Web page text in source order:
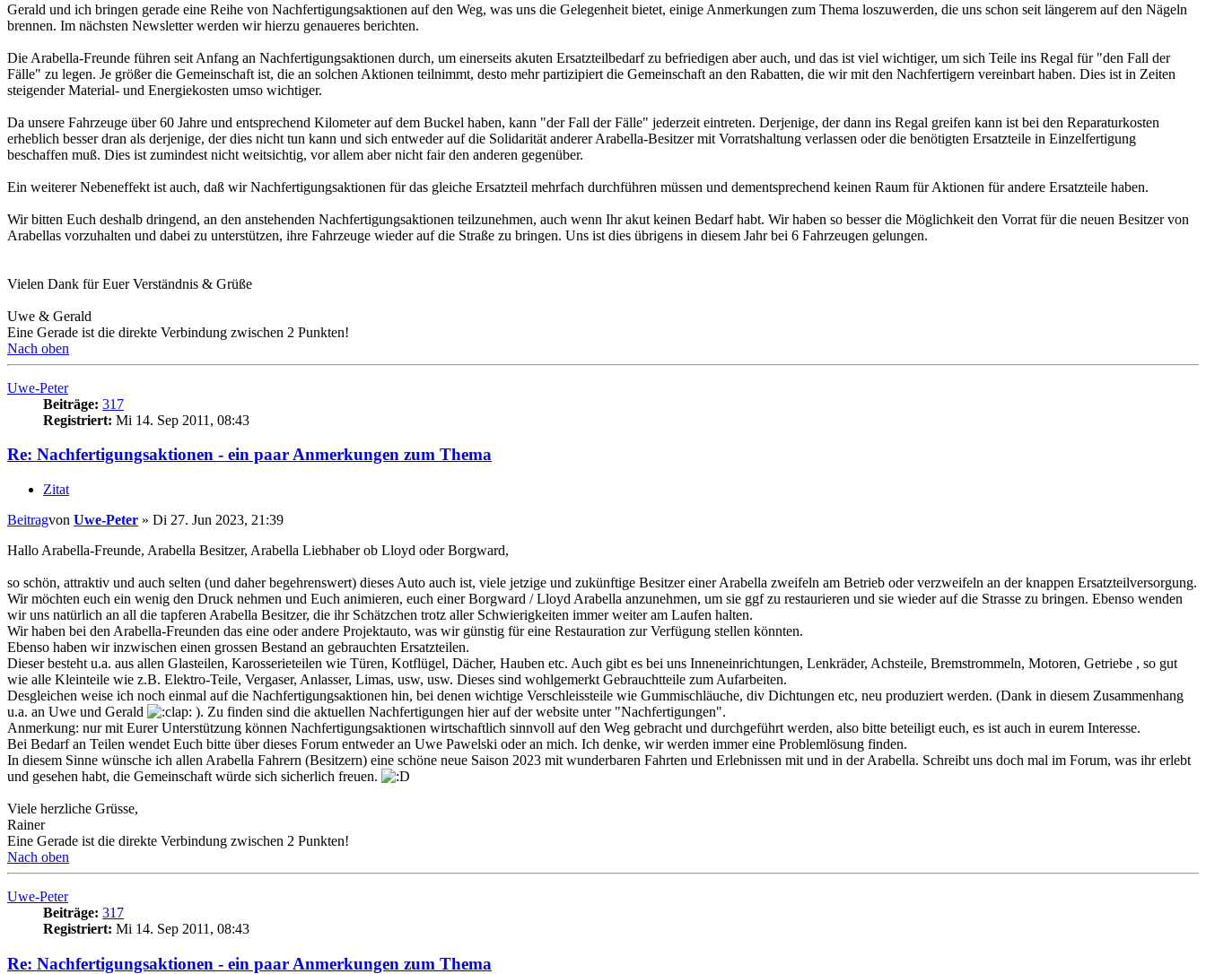
Gerald und ich bringen gerade eine Reihe von Nachfertigungsaktionen auf den Weg, was uns die Gelegenheit bietet, einige Anmerkungen zum Thema loszuwerden, die uns schon seit längerem auf den Nägeln
brennen. Im nächsten Newsletter werden wir hierzu genaueres berichten.
Die Arabella-Freunde führen seit Anfang an Nachfertigungsaktionen durch, um einerseits akuten Ersatzteilbedarf zu befriedigen aber auch, und das ist viel wichtiger, um sich Teile ins Regal für "den Fall der
Fälle" zu legen. Je größer die Gemeinschaft ist, die an solchen Aktionen teilnimmt, desto mehr partizipiert die Gemeinschaft an den Rabatten, die wir mit den Nachfertigern vereinbart haben. Dies ist in Zeiten
steigender Material- und Energiekosten umso wichtiger.
Da unsere Fahrzeuge über 60 Jahre und entsprechend Kilometer auf dem Buckel haben, kann "der Fall der Fälle" jederzeit eintreten. Derjenige, der dann ins Regal greifen kann ist bei den Reparaturkosten
erheblich besser dran als derjenige, der dies nicht tun kann und sich entweder auf die Solidarität anderer Arabella-Besitzer mit Vorratshaltung verlassen oder die benötigten Ersatzteile in Einzelfertigung
beschaffen muß. Dies ist zumindest nicht weitsichtig, vor allem aber nicht fair den anderen gegenüber.
Ein weiterer Nebeneffekt ist auch, daß wir Nachfertigungsaktionen für das gleiche Ersatzteil mehrfach durchführen müssen und dementsprechend keinen Raum für Aktionen für andere Ersatzteile haben.
Wir bitten Euch deshalb dringend, an den anstehenden Nachfertigungsaktionen teilzunehmen, auch wenn Ihr akut keinen Bedarf habt. Wir haben so besser die Möglichkeit den Vorrat für die neuen Besitzer von
Arabellas vorzuhalten und dabei zu unterstützen, ihre Fahrzeuge wieder auf die Straße zu bringen. Uns ist dies übrigens in diesem Jahr bei 6 Fahrzeugen gelungen.
Vielen Dank für Euer Verständnis & Grüße
Uwe & Gerald
Eine Gerade ist die direkte Verbindung zwischen 2 Punkten!
Nach oben
Uwe-Peter
Beiträge: 317
Registriert: Mi 14. Sep 2011, 08:43
Re: Nachfertigungsaktionen - ein paar Anmerkungen zum Thema
Zitat
Beitragvon Uwe-Peter » Di 27. Jun 2023, 21:39
Hallo Arabella-Freunde, Arabella Besitzer, Arabella Liebhaber ob Lloyd oder Borgward,
so schön, attraktiv und auch selten (und daher begehrenswert) dieses Auto auch ist, viele jetzige und zukünftige Besitzer einer Arabella zweifeln am Betrieb oder verzweifeln an der knappen Ersatzteilversorgung.
Wir möchten euch ein wenig den Druck nehmen und Euch animieren, euch einer Borgward / Lloyd Arabella anzunehmen, um sie ggf zu restaurieren und sie wieder auf die Strasse zu bringen. Ebenso wenden
wir uns natürlich an all die tapferen Arabella Besitzer, die ihr Schätzchen trotz aller Schwierigkeiten immer weiter am Laufen halten.
Wir haben bei den Arabella-Freunden das eine oder andere Projektauto, was wir günstig für eine Restauration zur Verfügung stellen könnten.
Ebenso haben wir inzwischen einen grossen Bestand an gebrauchten Ersatzteilen.
Dieser besteht u.a. aus allen Glasteilen, Karosserieteilen wie Türen, Kotflügel, Dächer, Hauben etc. Auch gibt es bei uns Inneneinrichtungen, Lenkräder, Achsteile, Bremstrommeln, Motoren, Getriebe , so gut
wie alle Kleinteile wie z.B. Elektro-Teile, Vergaser, Anlasser, Limas, usw, usw. Dieses sind wohlgemerkt Gebrauchtteile zum Aufarbeiten.
Desgleichen weise ich noch einmal auf die Nachfertigungsaktionen hin, bei denen wichtige Verschleissteile wie Gummischläuche, div Dichtungen etc, neu produziert werden. (Dank in diesem Zusammenhang
u.a. an Uwe und Gerald
). Zu finden sind die aktuellen Nachfertigungen hier auf der website unter "Nachfertigungen".
Anmerkung: nur mit Eurer Unterstützung können Nachfertigungsaktionen wirtschaftlich sinnvoll auf den Weg gebracht und durchgeführt werden, also bitte beteiligt euch, es ist auch in eurem Interesse.
Bei Bedarf an Teilen wendet Euch bitte über dieses Forum entweder an Uwe Pawelski oder an mich. Ich denke, wir werden immer eine Problemlösung finden.
In diesem Sinne wünsche ich allen Arabella Fahrern (Besitzern) eine schöne neue Saison 2023 mit wunderbaren Fahrten und Erlebnissen mit und in der Arabella. Schreibt uns doch mal im Forum, was ihr erlebt
und gesehen habt, die Gemeinschaft würde sich sicherlich freuen.
Viele herzliche Grüsse,
Rainer
Eine Gerade ist die direkte Verbindung zwischen 2 Punkten!
Nach oben
Uwe-Peter
Beiträge: 317
Registriert: Mi 14. Sep 2011, 08:43
Re: Nachfertigungsaktionen - ein paar Anmerkungen zum Thema